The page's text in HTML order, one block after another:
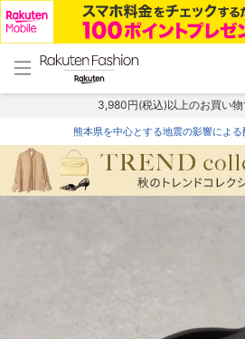
menu home
トップ
3,980円(税込)以上のお買い物
熊本県を中心とする地震の影響によ